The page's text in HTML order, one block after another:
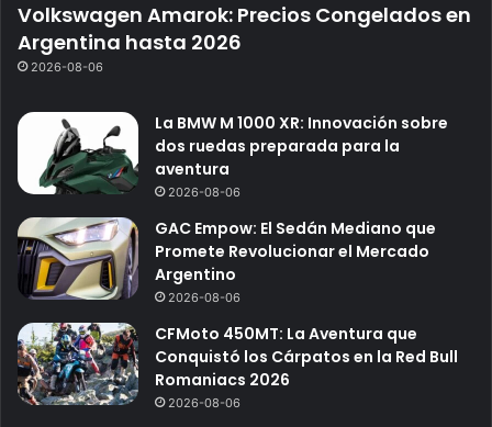
Volkswagen Amarok: Precios Congelados en
Argentina hasta 2026
2026-08-06
La BMW M 1000 XR: Innovación sobre
dos ruedas preparada para la
aventura
2026-08-06
GAC Empow: El Sedán Mediano que
Promete Revolucionar el Mercado
Argentino
2026-08-06
CFMoto 450MT: La Aventura que
Conquistó los Cárpatos en la Red Bull
Romaniacs 2026
2026-08-06